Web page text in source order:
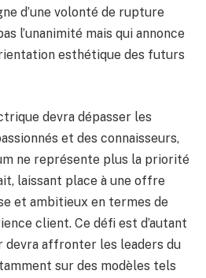
d’une volonté de rupture
l’unanimité mais qui annonce
esthétique des futurs
devra dépasser les
et des connaisseurs,
ne représente plus la priorité
laissant place à une offre
et ambitieux en termes de
client. Ce défi est d’autant
devra affronter les leaders du
sur des modèles tels